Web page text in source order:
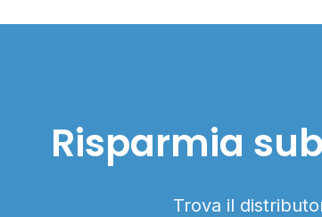
Risparmia
Trova il